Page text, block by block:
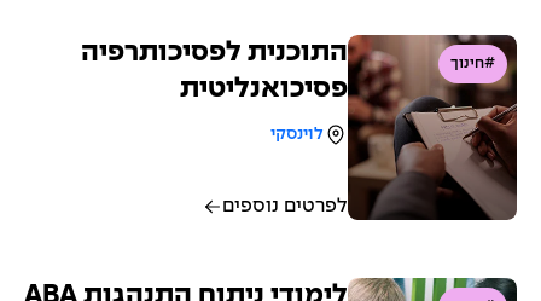
#חינוך
התוכנית לפסיכותרפיה
פסיכואנליטית
לוינסקי
לפרטים נוספים